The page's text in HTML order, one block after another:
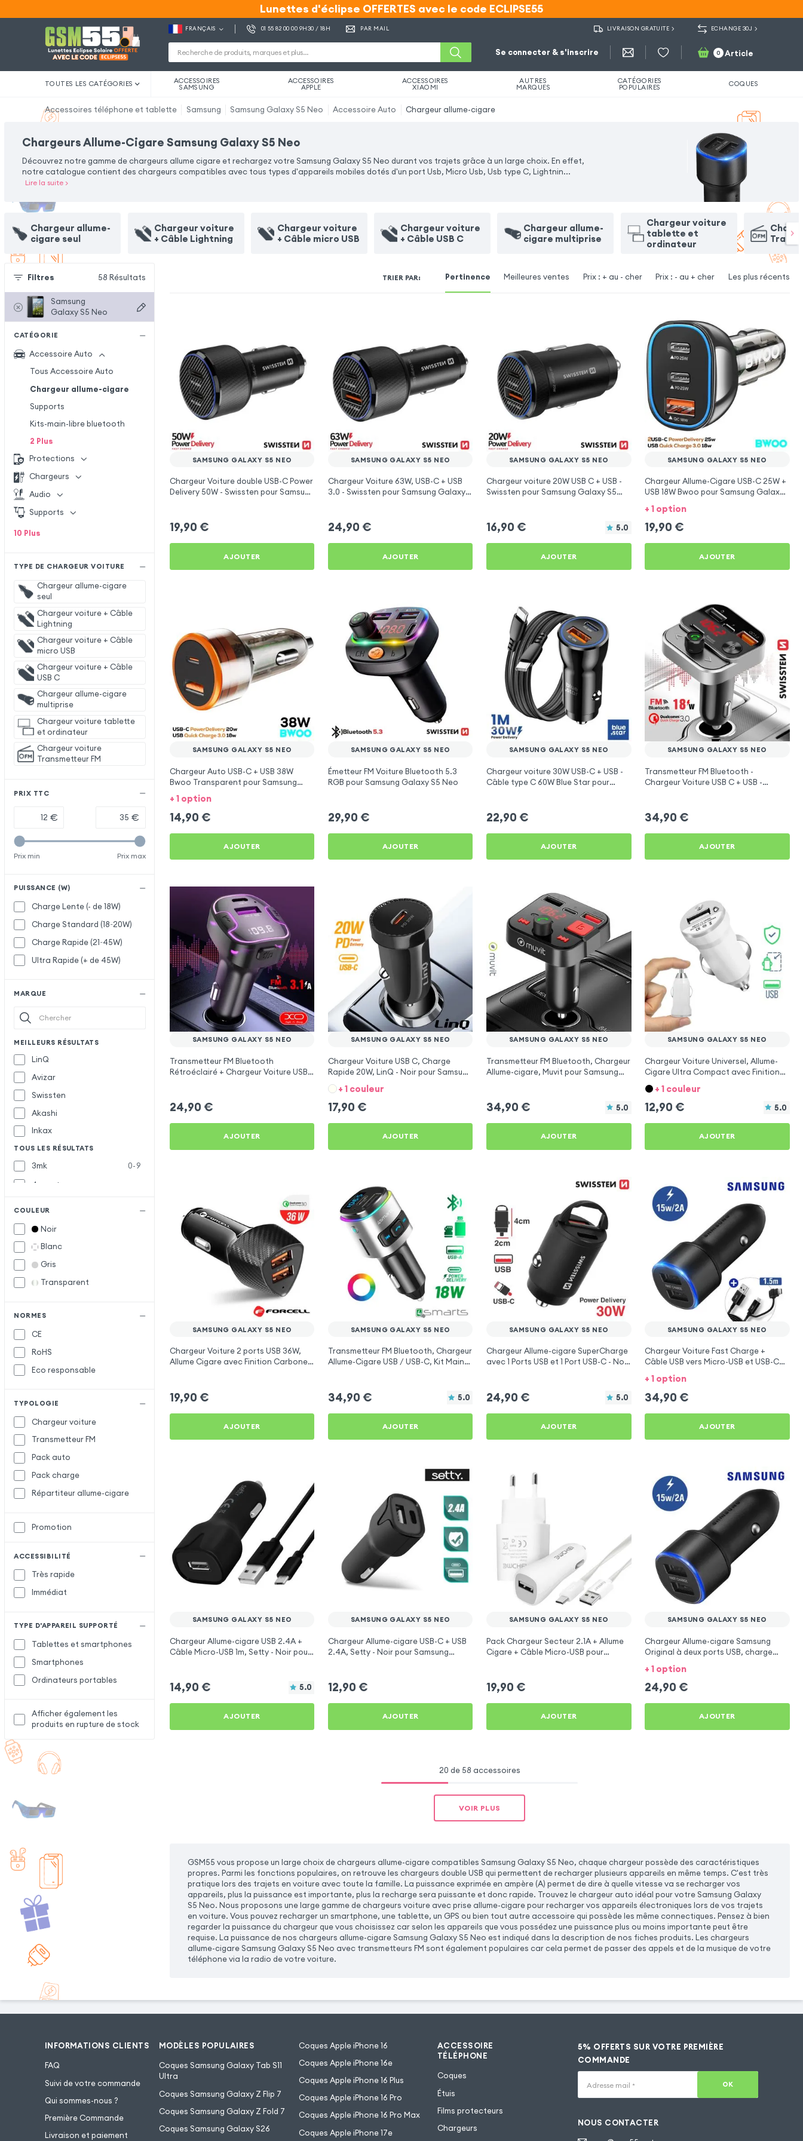
Lunettes d'éclipse OFFERTES avec le code ECLIPSE55
Lunettes d'éclipse OFFERTES avec le code ECLIPSE55
FRANÇAIS 01 55 82 00 00 9H30 / 18H PAR MAIL LIVRAISON GRATUITE ECHANGE 30J
Se connecter & s'inscrire 0 Article
TOUTES LES CATÉGORIES ACCESSOIRES
SAMSUNG
ACCESSOIRES
APPLE
ACCESSOIRES
XIAOMI
AUTRES
MARQUES
CATÉGORIES
POPULAIRES COQUES
Accessoires téléphone et tablette Samsung Samsung Galaxy S5 Neo Accessoire Auto Chargeur allume-cigare
Chargeurs Allume-Cigare Samsung Galaxy S5 Neo
Découvrez notre gamme de chargeurs allume cigare et rechargez votre Samsung Galaxy S5 Neo durant vos trajets grâce à un large choix. En effet,
notre catalogue contient des chargeurs compatibles avec tous types d'appareils mobiles dotés d'un port Usb, Micro Usb, Usb type C, Lightnin...
Lire la suite>
Chargeur allume-
cigare seul
Chargeur voiture
+ Câble Lightning
Chargeur voiture
+ Câble micro USB
Chargeur voiture
+ Câble USB C
Chargeur allume-
cigare multiprise
Chargeur voiture
tablette et
ordinateur
Filtres 58 Résultats
Samsung
Galaxy S5 Neo
CATÉGORIE
Accessoire Auto
Tous Accessoire Auto
Chargeur allume-cigare
Supports
Kits-main-libre bluetooth
2 Plus
Protections
Chargeurs
Audio
Supports
10 Plus
TYPE DE CHARGEUR VOITURE
Chargeur allume-cigare
seul
Chargeur voiture + Câble
Lightning
Chargeur voiture + Câble
micro USB
Chargeur voiture + Câble
USB C
Chargeur allume-cigare
multiprise
Chargeur voiture tablette
et ordinateur
Chargeur voiture
Transmetteur FM
PRIX TTC
€ €
Prix min Prix max
PUISSANCE (W)
Charge Lente (- de 18W)
Charge Standard (18~20W)
Charge Rapide (21~45W)
Ultra Rapide (+ de 45W)
MARQUE
MEILLEURS RÉSULTATS
LinQ
Avizar
Swissten
Akashi
Inkax
TOUS LES RÉSULTATS
3mk
0-9
4smarts
Forcell
Samsung
S
Satechi
Setty
X-Level
COULEUR
Noir
Blanc
Gris
Transparent
NORMES
CE
RoHS
Eco responsable
TYPOLOGIE
Chargeur voiture
Transmetteur FM
Pack auto
Pack charge
Répartiteur allume-cigare
Promotion
ACCESSIBILITÉ
Très rapide
Immédiat
TYPE D'APPAREIL SUPPORTÉ
Tablettes et smartphones
Smartphones
Ordinateurs portables
Afficher également les
produits en rupture de stock
TRIER PAR: Pertinence Meilleures ventes Prix : + au - cher Prix : - au + cher Les plus récents
SAMSUNG GALAXY S5 NEO
Chargeur Voiture double USB-C Power
Delivery 50W - Swissten pour Samsung
19,90 €
AJOUTER
SAMSUNG GALAXY S5 NEO
Chargeur Voiture 63W, USB-C + USB
3.0 - Swissten pour Samsung Galaxy
24,90 €
AJOUTER
SAMSUNG GALAXY S5 NEO
Chargeur voiture 20W USB C + USB -
Swissten pour Samsung Galaxy S5
16,90 € 5.0
AJOUTER
SAMSUNG GALAXY S5 NEO
Chargeur Allume-Cigare USB-C 25W +
USB 18W Bwoo pour Samsung Galaxy
+ 1 option
19,90 €
AJOUTER
SAMSUNG GALAXY S5 NEO
Chargeur Auto USB-C + USB 38W
Bwoo Transparent pour Samsung
Galaxy S5 Neo
+ 1 option
14,90 €
AJOUTER
SAMSUNG GALAXY S5 NEO
Émetteur FM Voiture Bluetooth 5.3
RGB pour Samsung Galaxy S5 Neo
29,90 €
AJOUTER
SAMSUNG GALAXY S5 NEO
Chargeur voiture 30W USB-C + USB -
Câble type C 60W Blue Star pour
22,90 €
AJOUTER
SAMSUNG GALAXY S5 NEO
Transmetteur FM Bluetooth -
Chargeur Voiture USB C + USB -
34,90 €
AJOUTER
SAMSUNG GALAXY S5 NEO
Transmetteur FM Bluetooth
Rétroéclairé + Chargeur Voiture USB
24,90 €
AJOUTER
SAMSUNG GALAXY S5 NEO
Chargeur Voiture USB C, Charge
Rapide 20W, LinQ - Noir pour Samsung
Galaxy S5 Neo
+ 1 couleur
17,90 €
AJOUTER
SAMSUNG GALAXY S5 NEO
Transmetteur FM Bluetooth, Chargeur
Allume-cigare, Muvit pour Samsung
34,90 € 5.0
AJOUTER
SAMSUNG GALAXY S5 NEO
Chargeur Voiture Universel, Allume-
Cigare Ultra Compact avec Finition
Métallisée - Blanc
+ 1 couleur
12,90 € 5.0
AJOUTER
SAMSUNG GALAXY S5 NEO
Chargeur Voiture 2 ports USB 36W,
Allume Cigare avec Finition Carbone
19,90 €
AJOUTER
SAMSUNG GALAXY S5 NEO
Transmetteur FM Bluetooth, Chargeur
Allume-Cigare USB / USB-C, Kit Main
34,90 € 5.0
AJOUTER
SAMSUNG GALAXY S5 NEO
Chargeur Allume-cigare SuperCharge
avec 1 Ports USB et 1 Port USB-C - Noir
24,90 € 5.0
AJOUTER
SAMSUNG GALAXY S5 NEO
Chargeur Voiture Fast Charge +
Câble USB vers Micro-USB et USB-C
1.5m, Samsung - Noir pour Samsung
Galaxy S5 Neo
+ 1 option
34,90 €
AJOUTER
SAMSUNG GALAXY S5 NEO
Chargeur Allume-cigare USB 2.4A +
Câble Micro-USB 1m, Setty - Noir pour
14,90 € 5.0
AJOUTER
SAMSUNG GALAXY S5 NEO
Chargeur Allume-cigare USB-C + USB
2.4A, Setty - Noir pour Samsung
12,90 €
AJOUTER
SAMSUNG GALAXY S5 NEO
Pack Chargeur Secteur 2.1A + Allume
Cigare + Câble Micro-USB pour
19,90 €
AJOUTER
SAMSUNG GALAXY S5 NEO
Chargeur Allume-cigare Samsung
Original à deux ports USB, charge
rapide 2A - Noir pour Samsung Galaxy
S5 Neo
+ 1 option
24,90 €
AJOUTER
20 de 58 accessoires
VOIR PLUS
GSM55 vous propose un large choix de chargeurs allume-cigare compatibles Samsung Galaxy S5 Neo, chaque chargeur possède des caractéristiques
propres. Parmi les fonctions populaires, on retrouve les chargeurs double USB qui permettent de recharger plusieurs appareils en même temps. C'est très
pratique lors des trajets en voiture avec toute la famille. La puissance exprimée en ampère (A) permet de dire à quelle vitesse va se recharger vos
appareils, plus la puissance est importante, plus la recharge sera puissante et donc rapide. Trouvez le chargeur auto idéal pour votre Samsung Galaxy
S5 Neo. Nous proposons une large gamme de chargeurs voiture avec prise allume-cigare pour recharger vos appareils électroniques lors de vos trajets
en voiture. Vous pouvez recharger un smartphone, une tablette, un GPS ou bien tout autre accessoire qui possède les même connectiques. Pensez à bien
regarder la puissance du chargeur que vous choisissez car selon les appareils que vous possédez une puissance plus ou moins importante peut être
requise. La puissance de nos chargeurs allume-cigare Samsung Galaxy S5 Neo est indiqué dans la description de nos fiches produits. Les chargeurs
allume-cigare Samsung Galaxy S5 Neo avec transmetteurs FM sont également populaires car cela permet de passer des appels et de la musique de votre
téléphone via la radio de votre voiture.
INFORMATIONS CLIENTS
FAQ
Suivi de votre commande
Qui sommes-nous ?
Première Commande
Livraison et paiement
MODÈLES POPULAIRES
Coques Samsung Galaxy Tab S11
Ultra
Coques Samsung Galaxy Z Flip 7
Coques Samsung Galaxy Z Fold 7
Coques Samsung Galaxy S26
Coques Apple iPhone 16
Coques Apple iPhone 16e
Coques Apple iPhone 16 Plus
Coques Apple iPhone 16 Pro
Coques Apple iPhone 16 Pro Max
Coques Apple iPhone 17e
ACCESSOIRE
TÉLÉPHONE
Coques
Étuis
Films protecteurs
Chargeurs
5% OFFERTS SUR VOTRE PREMIÈRE
COMMANDE
Adresse mail * OK
NOUS CONTACTER